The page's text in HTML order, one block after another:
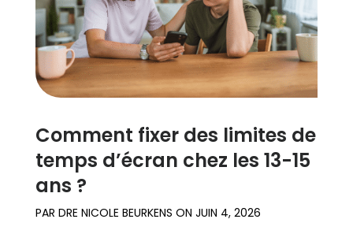
Comment fixer des limites de
temps d’écran chez les 13-15
ans ?
PAR DRE NICOLE BEURKENS ON JUIN 4, 2026